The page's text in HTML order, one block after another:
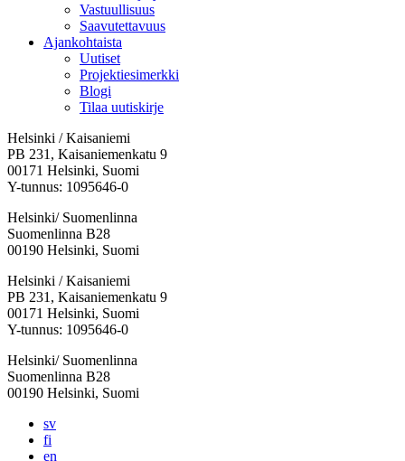
Vastuullisuus
Saavutettavuus
Ajankohtaista
Uutiset
Projektiesimerkki
Blogi
Tilaa uutiskirje
Helsinki / Kaisaniemi
PB 231, Kaisaniemenkatu 9
00171 Helsinki, Suomi
Y-tunnus: 1095646-0
Helsinki/ Suomenlinna
Suomenlinna B28
00190 Helsinki, Suomi
Facebook:
Avataan
uuteen
välilehteen
Instagram:
Avataan
uuteen
välilehteen
TikTok:
Avataan
uuteen
välilehteen
Youtube:
Avataan
uuteen
välilehteen
Vimeo:
Avataan
uuteen
välilehteen
Helsinki / Kaisaniemi
PB 231, Kaisaniemenkatu 9
00171 Helsinki, Suomi
Y-tunnus: 1095646-0
Helsinki/ Suomenlinna
Suomenlinna B28
00190 Helsinki, Suomi
sv
fi
en